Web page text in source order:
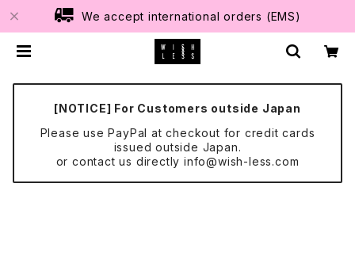
We accept international orders (EMS)
[NOTICE] For Customers outside Japan
Please use PayPal at checkout for credit cards
issued outside Japan.
or contact us directly info@wish-less.com